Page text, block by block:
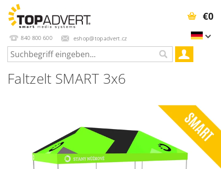
840 800 600 eshop@topadvert.cz
€0
Faltzelt SMART 3x6